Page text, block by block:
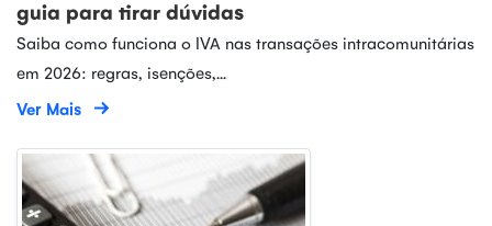
guia para tirar dúvidas
Saiba como funciona o IVA nas transações intracomunitárias
em 2026: regras, isenções,...
Ver Mais